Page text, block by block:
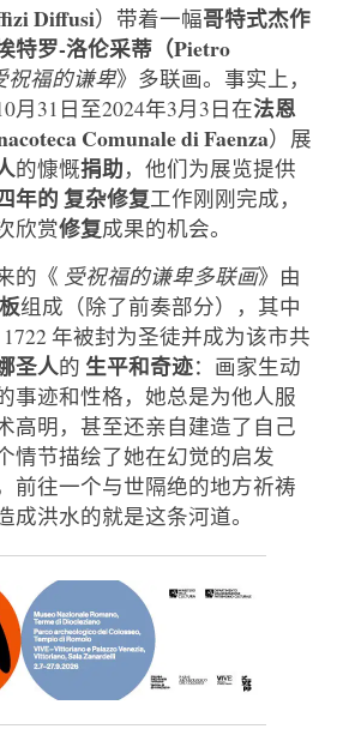
Diffusi）带着一幅哥特式杰作
特罗-洛伦采蒂（Pietro
祝福的谦卑》多联画。事实上，
月31日至2024年3月3日在法恩
Comunale di Faenza）展
的慷慨捐助，他们为展览提供
年的 复杂修复工作刚刚完成，
欣赏修复成果的机会。
的《 受祝福的谦卑多联画》由
组成（除了前奏部分），其中
年被封为圣徒并成为该市共
圣人的 生平和奇迹：画家生动
事迹和性格，她总是为他人服
高明，甚至还亲自建造了自己
情节描绘了她在幻觉的启发
前往一个与世隔绝的地方祈祷
成洪水的就是这条河道。